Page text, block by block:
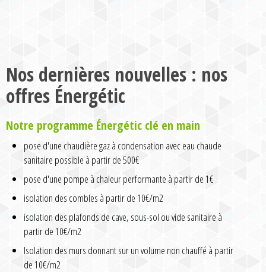
Nos dernières nouvelles : nos
offres Énergétic
Notre programme Énergétic clé en main
pose d'une chaudière gaz à condensation avec eau chaude
sanitaire possible à partir de 500€
pose d'une pompe à chaleur performante à partir de 1€
isolation des combles à partir de 10€/m2
isolation des plafonds de cave, sous-sol ou vide sanitaire à
partir de 10€/m2
Isolation des murs donnant sur un volume non chauffé à partir
de 10€/m2